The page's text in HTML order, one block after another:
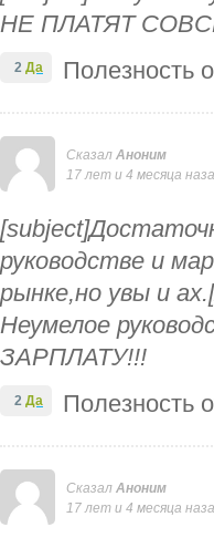
НЕ ПЛАТЯТ
Полезность
2 Да
Сказал Аноним
17 лет и 4 месяца
руководстве и
рынке,но увы и
Неумелое
ЗАРПЛАТУ!!!
Полезность
2 Да
Сказал Аноним
17 лет и 4 месяца